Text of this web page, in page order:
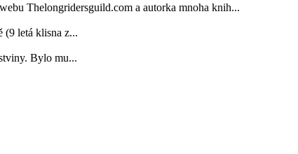
Thelongridersguild.com a autorka mnoha knih...
letá klisna z...
Bylo mu...